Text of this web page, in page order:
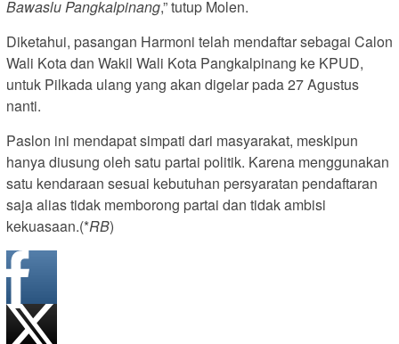
Bawaslu Pangkalpinang,” tutup Molen.
Diketahui, pasangan Harmoni telah mendaftar sebagai Calon
Wali Kota dan Wakil Wali Kota Pangkalpinang ke KPUD,
untuk Pilkada ulang yang akan digelar pada 27 Agustus
nanti.
Paslon ini mendapat simpati dari masyarakat, meskipun
hanya diusung oleh satu partai politik. Karena menggunakan
satu kendaraan sesuai kebutuhan persyaratan pendaftaran
saja alias tidak memborong partai dan tidak ambisi
kekuasaan.(*RB)